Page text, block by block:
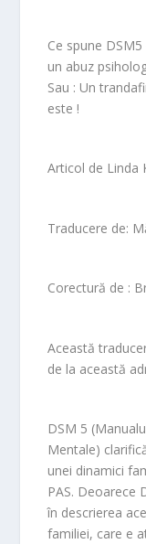
Ce spune
un abuz
Sau : Un
este !
Articol de Linda
Traducere de:
Corectură de :
Această
de la această
DSM 5
Mentale)
unei dinamici
PAS. Deoarece
în descrierea
familiei, care e